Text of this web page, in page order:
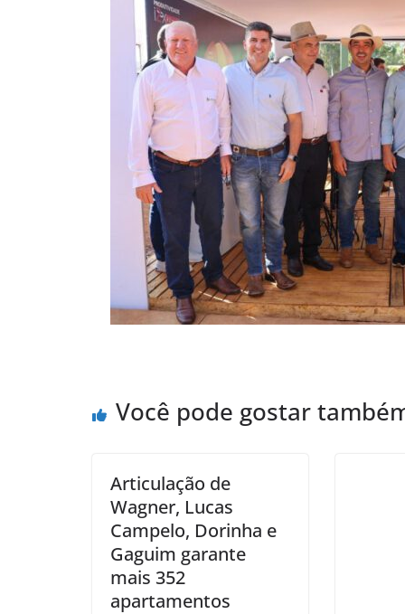
Você pode gostar
Articulação de
Wagner, Lucas
Campelo, Dorinha e
Gaguim garante
mais 352
apartamentos